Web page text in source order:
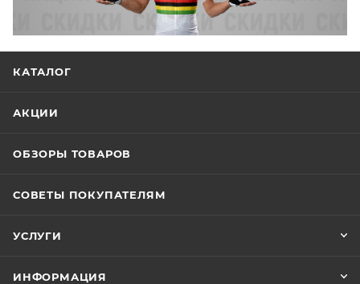
КАТАЛОГ
АКЦИИ
ОБЗОРЫ ТОВАРОВ
СОВЕТЫ ПОКУПАТЕЛЯМ
УСЛУГИ
ИНФОРМАЦИЯ